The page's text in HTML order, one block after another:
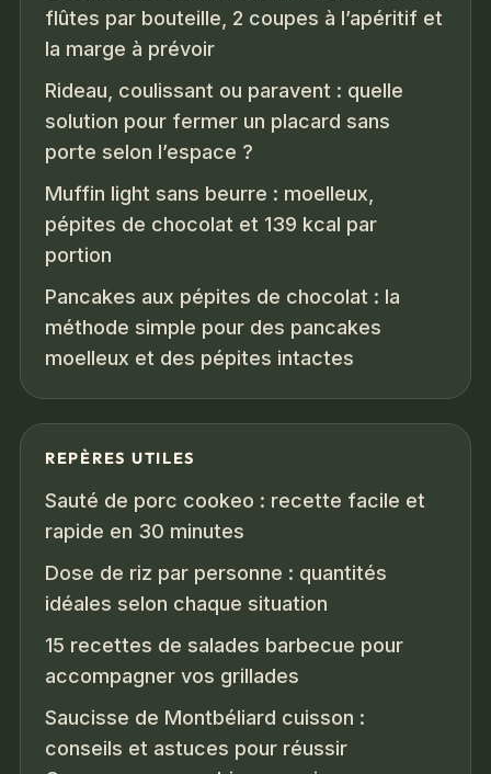
flûtes par bouteille, 2 coupes à l’apéritif et
la marge à prévoir
Rideau, coulissant ou paravent : quelle
solution pour fermer un placard sans
porte selon l’espace ?
Muffin light sans beurre : moelleux,
pépites de chocolat et 139 kcal par
portion
Pancakes aux pépites de chocolat : la
méthode simple pour des pancakes
moelleux et des pépites intactes
REPÈRES UTILES
Sauté de porc cookeo : recette facile et
rapide en 30 minutes
Dose de riz par personne : quantités
idéales selon chaque situation
15 recettes de salades barbecue pour
accompagner vos grillades
Saucisse de Montbéliard cuisson :
conseils et astuces pour réussir